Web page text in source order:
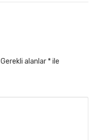
Gerekli alanlar *ile